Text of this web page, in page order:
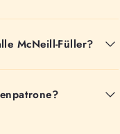
McNeill-Füller?